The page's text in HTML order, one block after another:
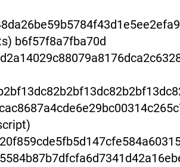
b6f57f8a7fba70d